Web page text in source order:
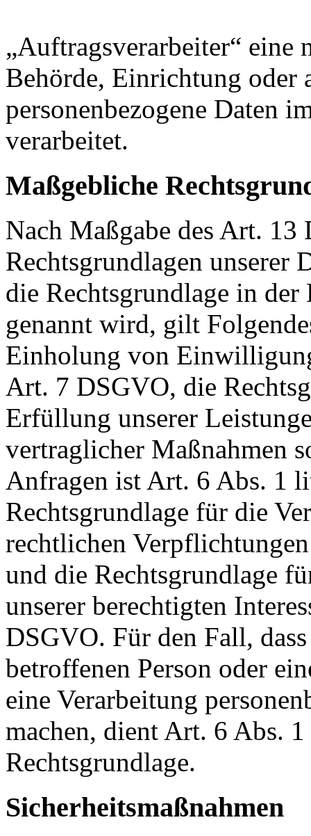
„Auftragsverarbeiter“ eine
Behörde, Einrichtung oder
personenbezogene Daten
verarbeitet.
Maßgebliche
Nach Maßgabe des Art.
Rechtsgrundlagen unserer
die Rechtsgrundlage in
genannt wird, gilt
Einholung von
Art. 7 DSGVO, die
Erfüllung unserer
vertraglicher Maßnahmen
Anfragen ist Art. 6 Abs. 1
Rechtsgrundlage für die
rechtlichen
und die Rechtsgrundlage
unserer berechtigten
DSGVO. Für den Fall,
betroffenen Person oder
eine Verarbeitung
machen, dient Art. 6 Abs.
Rechtsgrundlage.
Sicherheitsmaßnahmen